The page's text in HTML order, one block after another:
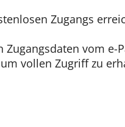
Zugangs
vom e-
vollen Zugriff zu